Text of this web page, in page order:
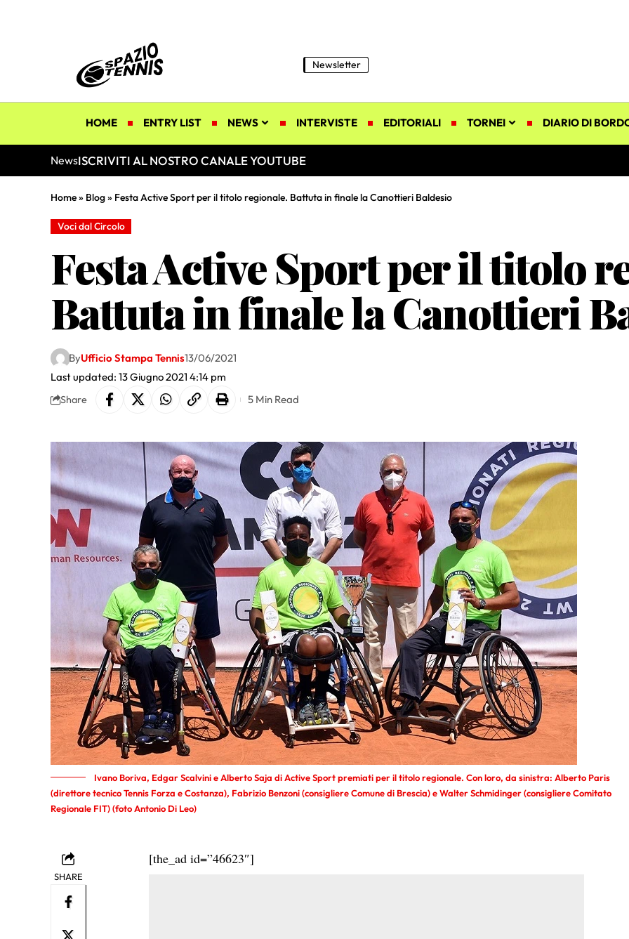
Newsletter
HOME ENTRY LIST NEWS INTERVISTE EDITORIALI TORNEI DIARIO DI
NewsISCRIVITI AL NOSTRO CANALE YOUTUBE
Home» Blog» Festa Active Sport per il titolo regionale. Battuta in finale la Canottieri Baldesio
Voci dal Circolo
Festa Active Sport per il titolo
Battuta in finale la Canottieri
Last updated: 13 Giugno 2021 4:14 pm
ByUfficio Stampa Tennis13/06/2021
Share 5 Min Read
Ivano Boriva, Edgar Scalvini e Alberto Saja di Active Sport premiati per il titolo regionale. Con loro, da sinistra: Alberto Paris
(direttore tecnico Tennis Forza e Costanza), Fabrizio Benzoni (consigliere Comune di Brescia) e Walter Schmidinger (consigliere Comitato
Regionale FIT) (foto Antonio Di Leo)
SHARE
[the_ad id=”46623″]